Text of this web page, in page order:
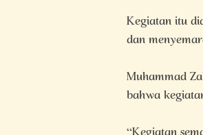
Kegiatan itu
dan
Muhammad
bahwa